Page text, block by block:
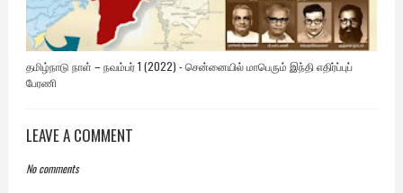
தமிழ்நாடு நாள் – நவம்பர் 1 (2022) - சென்னையில் மாபெரும் இந்தி எதிர்ப்புப்
பேரணி
LEAVE A COMMENT
No comments